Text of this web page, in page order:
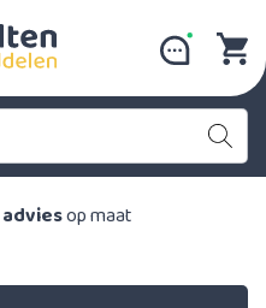
adviesop maat